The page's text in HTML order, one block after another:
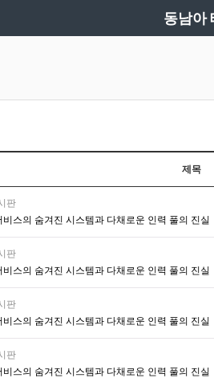
동남아
제목
판
스의 숨겨진 시스템과 다채로운 인력 풀의 진실
판
스의 숨겨진 시스템과 다채로운 인력 풀의 진실
판
스의 숨겨진 시스템과 다채로운 인력 풀의 진실
판
스의 숨겨진 시스템과 다채로운 인력 풀의 진실